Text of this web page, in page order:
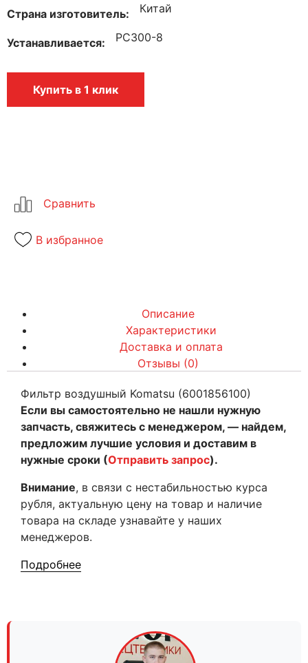
Страна изготовитель Китай
Устанавливается PC300-8
Купить в 1 клик
В избранное
Описание
Характеристики
Доставка и оплата
Отзывы (0)
Фильтр воздушный Komatsu (6001856100)
Если вы самостоятельно не нашли нужную
запчасть, свяжитесь с менеджером, — найдем,
предложим лучшие условия и доставим в
нужные сроки (Отправить запрос).
Внимание, в связи с нестабильностью курса
рубля, актуальную цену на товар и наличие
товара на складе узнавайте у наших
менеджеров.
Подробнее